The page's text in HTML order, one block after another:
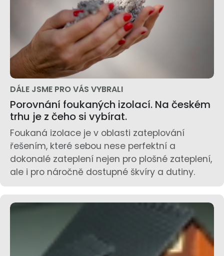
DÁLE JSME PRO VÁS VYBRALI
Porovnání foukaných izolací. Na českém
trhu je z čeho si vybírat.
Foukaná izolace je v oblasti zateplování
řešením, které sebou nese perfektní a
dokonalé zateplení nejen pro plošné zateplení,
ale i pro náročně dostupné škvíry a dutiny.